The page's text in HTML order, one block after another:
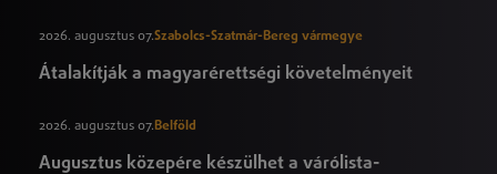
2026. augusztus 07.Szabolcs-Szatmár-Bereg vármegye
Átalakítják a magyarérettségi követelményeit
2026. augusztus 07.Belföld
Augusztus közepére készülhet a várólista-